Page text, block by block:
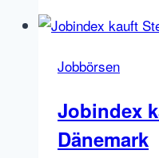
Jobbörsen
Jobindex
Dänemark